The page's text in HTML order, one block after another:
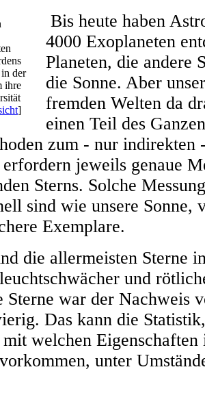
der
ihre
]
Bis heute haben
4000 Exoplaneten
Planeten, die andere
die Sonne. Aber
fremden Welten da
einen Teil des
zum - nur indirekten
jeweils genaue
Sterns. Solche
sind wie unsere Sonne,
Exemplare.
die allermeisten Sterne
und
Sterne war der Nachweis
Das kann die
welchen Eigenschaften
unter